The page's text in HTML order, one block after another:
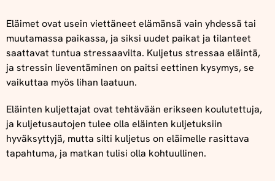
Eläimet ovat usein viettäneet elämänsä vain yhdessä tai
muutamassa paikassa, ja siksi uudet paikat ja tilanteet
saattavat tuntua stressaavilta. Kuljetus stressaa eläintä,
ja stressin lieventäminen on paitsi eettinen kysymys, se
vaikuttaa myös lihan laatuun.
Eläinten kuljettajat ovat tehtävään erikseen koulutettuja,
ja kuljetusautojen tulee olla eläinten kuljetuksiin
hyväksyttyjä, mutta silti kuljetus on eläimelle rasittava
tapahtuma, ja matkan tulisi olla kohtuullinen.